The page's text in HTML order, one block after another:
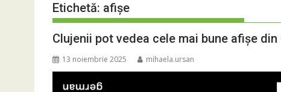
Etichetă: afișe
Clujenii pot vedea cele mai bune afișe
13 noiembrie 2025 mihaela.ursan